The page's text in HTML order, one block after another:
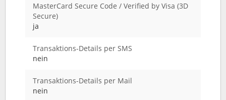
MasterCard Secure Code / Verified by Visa (3D
Secure)
ja
Transaktions-Details per SMS
nein
Transaktions-Details per Mail
nein